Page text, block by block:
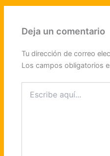
Deja un comentario
Tu dirección de correo
Los campos obligatorios
aquí...